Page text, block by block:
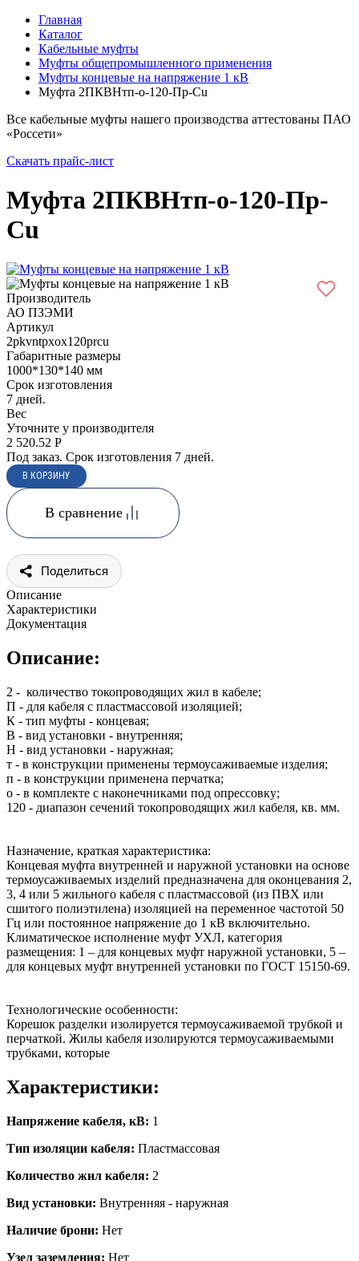
Главная
Каталог
Кабельные муфты
Муфты общепромышленного применения
Муфты концевые на напряжение 1 кВ
Муфта 2ПКВНтп-о-120-Пр-Cu
Все кабельные муфты нашего производства аттестованы ПАО
«Россети»
Скачать прайс-лист
Муфта 2ПКВНтп-о-120-Пр-
Cu
Производитель
АО ПЗЭМИ
Артикул
2pkvntpxox120prcu
Габаритные размеры
1000*130*140 мм
Срок изготовления
7 дней.
Вес
Уточните у производителя
2 520.52 Р
Под заказ. Срок изготовления 7 дней.
В сравнение
Поделиться
Описание
Характеристики
Документация
Описание:
2 - количество токопроводящих жил в кабеле;
П - для кабеля с пластмассовой изоляцией;
К - тип муфты - концевая;
В - вид установки - внутренняя;
Н - вид установки - наружная;
т - в конструкции применены термоусаживаемые изделия;
п - в конструкции применена перчатка;
о - в комплекте с наконечниками под опрессовку;
120 - диапазон сечений токопроводящих жил кабеля, кв. мм.
Назначение, краткая характеристика:
Концевая муфта внутренней и наружной установки на основе
термоусаживаемых изделий предназначена для оконцевания 2,
3, 4 или 5 жильного кабеля с пластмассовой (из ПВХ или
сшитого полиэтилена) изоляцией на переменное частотой 50
Гц или постоянное напряжение до 1 кВ включительно.
Климатическое исполнение муфт УХЛ, категория
размещения: 1 – для концевых муфт наружной установки, 5 –
для концевых муфт внутренней установки по ГОСТ 15150-69.
Технологические особенности:
Корешок разделки изолируется термоусаживаемой трубкой и
перчаткой. Жилы кабеля изолируются термоусаживаемыми
трубками, которые
Характеристики:
Напряжение кабеля, кВ: 1
Тип изоляции кабеля: Пластмассовая
Количество жил кабеля: 2
Вид установки: Внутренняя - наружная
Наличие брони: Нет
Узел заземления: Нет